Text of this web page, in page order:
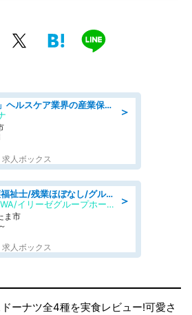
＞
「土日祝休み」ヘルスケア業界の産業保健師/高時給/未経験OK/要資格:保健師、正看護師
人ボックス
＞
介護職員/介護福祉士/残業ほぼなし/グループホームの介護士/シフト相談可
株式会社HITOWA/イリーゼグループホーム浦和さいど
ま市
人ボックス
ドーナツ全4種を実食レビュー!可愛さ